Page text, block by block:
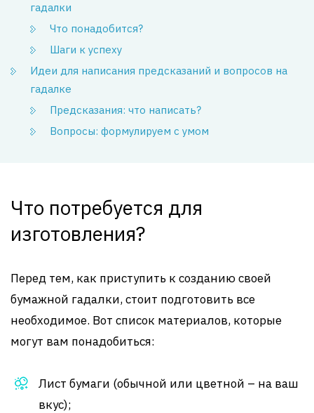
гадалки
Что понадобится?
Шаги к успеху
Идеи для написания предсказаний и вопросов на
гадалке
Предсказания: что написать?
Вопросы: формулируем с умом
Что потребуется для
изготовления?
Перед тем, как приступить к созданию своей
бумажной гадалки, стоит подготовить все
необходимое. Вот список материалов, которые
могут вам понадобиться:
Лист бумаги (обычной или цветной – на ваш
вкус);